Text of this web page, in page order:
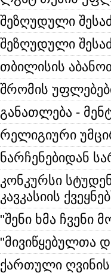
შეზღუდული
შეზღუდული
თბილისის
შრომის
განათლება -
რელიგიური
ნარჩენებიდან
კონკურსი
კავკასიის
"შენი ხმა ჩვენი
"მივიწყებულთა
ქართული